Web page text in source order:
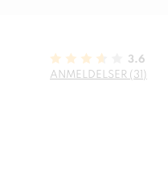
3.6
ANMELDELSER (31)